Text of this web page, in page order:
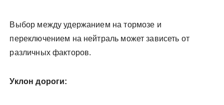
Выбор между удержанием на тормозе и
переключением на нейтраль может зависеть от
различных факторов.
Уклон дороги: